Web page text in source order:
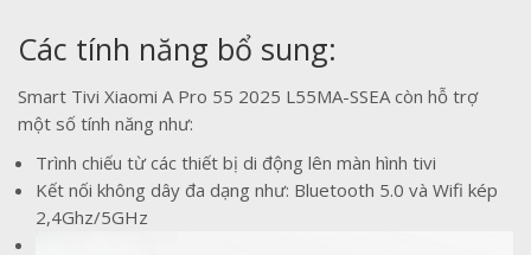
Các tính năng bổ sung:
Smart Tivi Xiaomi A Pro 55 2025 L55MA-SSEA còn hỗ trợ
một số tính năng như:
Trình chiếu từ các thiết bị di động lên màn hình tivi
Kết nối không dây đa dạng như: Bluetooth 5.0 và Wifi kép
2,4Ghz/5GHz